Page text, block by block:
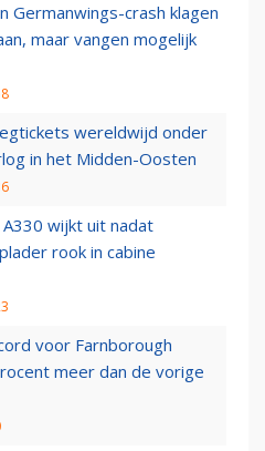
Germanwings-crash klagen
maar vangen mogelijk
wereldwijd onder
in het Midden-Oosten
A330 wijkt uit nadat
rook in cabine
voor Farnborough
meer dan de vorige